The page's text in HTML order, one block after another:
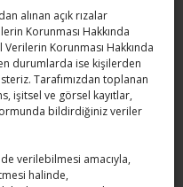
alınan açık rızalar
Korunması Hakkında
Korunması Hakkında
durumlarda ise kişilerden
Tarafımızdan toplanan
işitsel ve görsel kayıtlar,
bildirdiğiniz veriler
verilebilmesi amacıyla,
halinde,
Borsası’nı